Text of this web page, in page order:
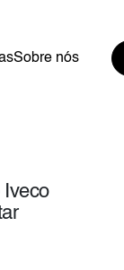
Sobre nós
Iveco